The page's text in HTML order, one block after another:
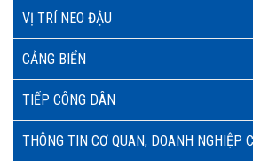
VỊ TRÍ NEO ĐẬU
CẢNG BIỂN
TIẾP CÔNG DÂN
THÔNG TIN CƠ QUAN, DOANH NGHIỆP